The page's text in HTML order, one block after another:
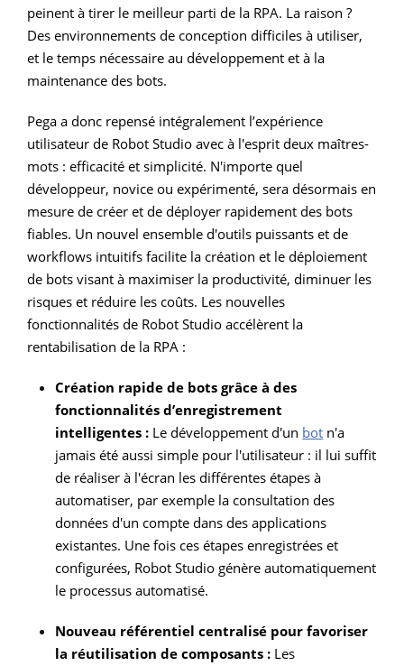
peinent à tirer le meilleur parti de la RPA. La raison ?
Des environnements de conception difficiles à utiliser,
et le temps nécessaire au développement et à la
maintenance des bots.
Pega a donc repensé intégralement l’expérience
utilisateur de Robot Studio avec à l'esprit deux maîtres-
mots : efficacité et simplicité. N'importe quel
développeur, novice ou expérimenté, sera désormais en
mesure de créer et de déployer rapidement des bots
fiables. Un nouvel ensemble d'outils puissants et de
workflows intuitifs facilite la création et le déploiement
de bots visant à maximiser la productivité, diminuer les
risques et réduire les coûts. Les nouvelles
fonctionnalités de Robot Studio accélèrent la
rentabilisation de la RPA :
Création rapide de bots grâce à des
fonctionnalités d’enregistrement
intelligentes : Le développement d'un bot n'a
jamais été aussi simple pour l'utilisateur : il lui suffit
de réaliser à l'écran les différentes étapes à
automatiser, par exemple la consultation des
données d'un compte dans des applications
existantes. Une fois ces étapes enregistrées et
configurées, Robot Studio génère automatiquement
le processus automatisé.
Nouveau référentiel centralisé pour favoriser
la réutilisation de composants : Les